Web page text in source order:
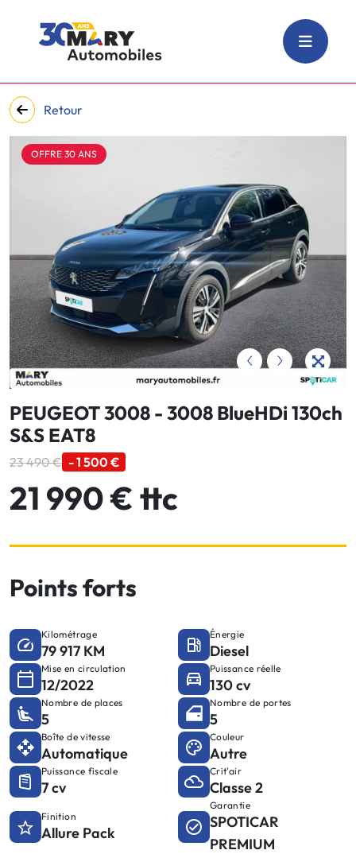
Retour
‹ ›
OFFRE 30 ANS
PEUGEOT 3008 - 3008 BlueHDi 130ch
S&S EAT8
23 490 € - 1 500 €
21 990 € ttc
Points forts
Kilométrage
79 917 KM
Énergie
Diesel
Mise en circulation
12/2022
Puissance réelle
130 cv
Nombre de places
5
Nombre de portes
5
Boîte de vitesse
Automatique
Couleur
Autre
Puissance fiscale
7 cv
Crit'air
Classe 2
Finition
Allure Pack
Garantie
SPOTICAR
PREMIUM